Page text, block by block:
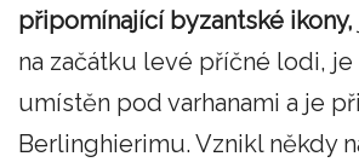
připomínající byzantské ikony,
na začátku levé příčné lodi,
umístěn pod varhanami a je
Berlinghierimu. Vznikl někdy